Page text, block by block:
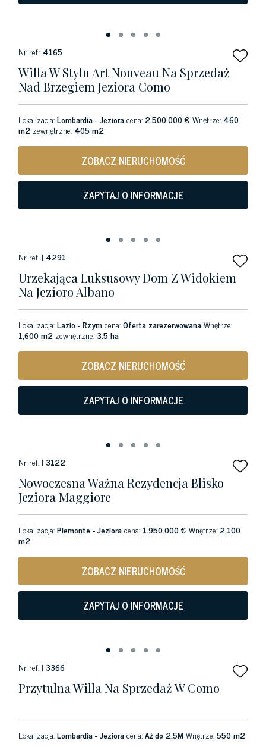
Nr ref.: 4165
Willa W Stylu Art Nouveau Na Sprzedaż
Nad Brzegiem Jeziora Como
Lokalizacja:Lombardia - Jezioracena: 2.500.000 € Wnętrze: 460
m2 zewnętrzne: 405 m2
ZOBACZ NIERUCHOMOŚĆ
ZAPYTAJ O INFORMACJE
Nr ref. | 4291
Urzekająca Luksusowy Dom Z Widokiem
Na Jezioro Albano
Lokalizacja:Lazio - Rzymcena:Oferta zarezerwowanaWnętrze:
1,600 m2 zewnętrzne:3.5 ha
ZOBACZ NIERUCHOMOŚĆ
ZAPYTAJ O INFORMACJE
Nr ref. | 3122
Nowoczesna Ważna Rezydencja Blisko
Jeziora Maggiore
Lokalizacja:Piemonte - Jezioracena: 1.950.000 € Wnętrze: 2,100
m2
ZOBACZ NIERUCHOMOŚĆ
ZAPYTAJ O INFORMACJE
Nr ref. | 3366
Przytulna Willa Na Sprzedaż W Como
Lokalizacja:Lombardia - Jezioracena:Aż do 2.5MWnętrze:550 m2